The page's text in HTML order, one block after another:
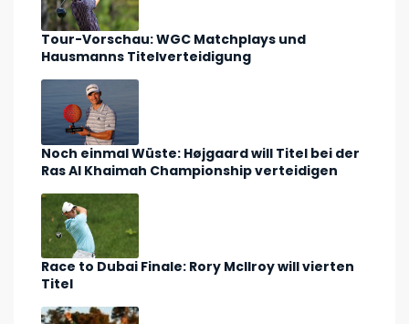
Tour-Vorschau: WGC Matchplays und
Hausmanns Titelverteidigung
Noch einmal Wüste: Højgaard will Titel bei der
Ras Al Khaimah Championship verteidigen
Race to Dubai Finale: Rory McIlroy will vierten
Titel